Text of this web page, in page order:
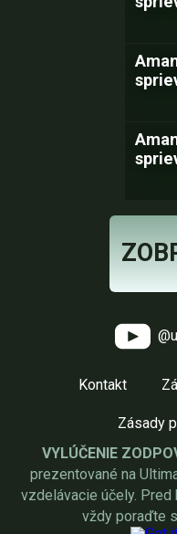
Kontakt
Zásady
VYLÚČENIE
prezentované na
vzdelávacie účely.
vždy poraďte